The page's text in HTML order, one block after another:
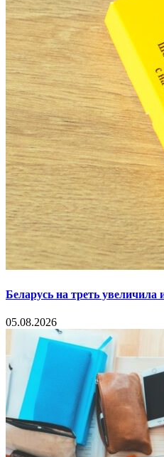
Беларусь на треть
05.08.2026